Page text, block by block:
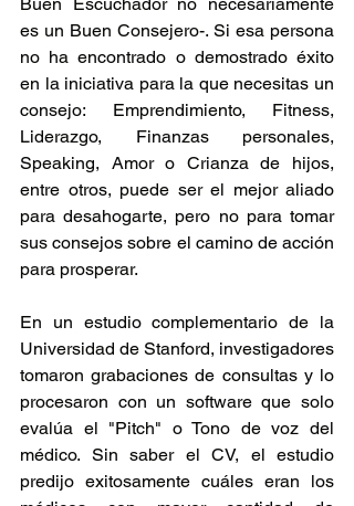
es un Buen Consejero-. Si esa persona
no ha encontrado o demostrado éxito
en la iniciativa para la que necesitas un
consejo: Emprendimiento, Fitness,
Liderazgo, Finanzas personales,
Speaking, Amor o Crianza de hijos,
entre otros, puede ser el mejor aliado
para desahogarte, pero no para tomar
sus consejos sobre el camino de acción
para prosperar.
En un estudio complementario de la
Universidad de Stanford, investigadores
tomaron grabaciones de consultas y lo
procesaron con un software que solo
evalúa el "Pitch" o Tono de voz del
médico. Sin saber el CV, el estudio
predijo exitosamente cuáles eran los